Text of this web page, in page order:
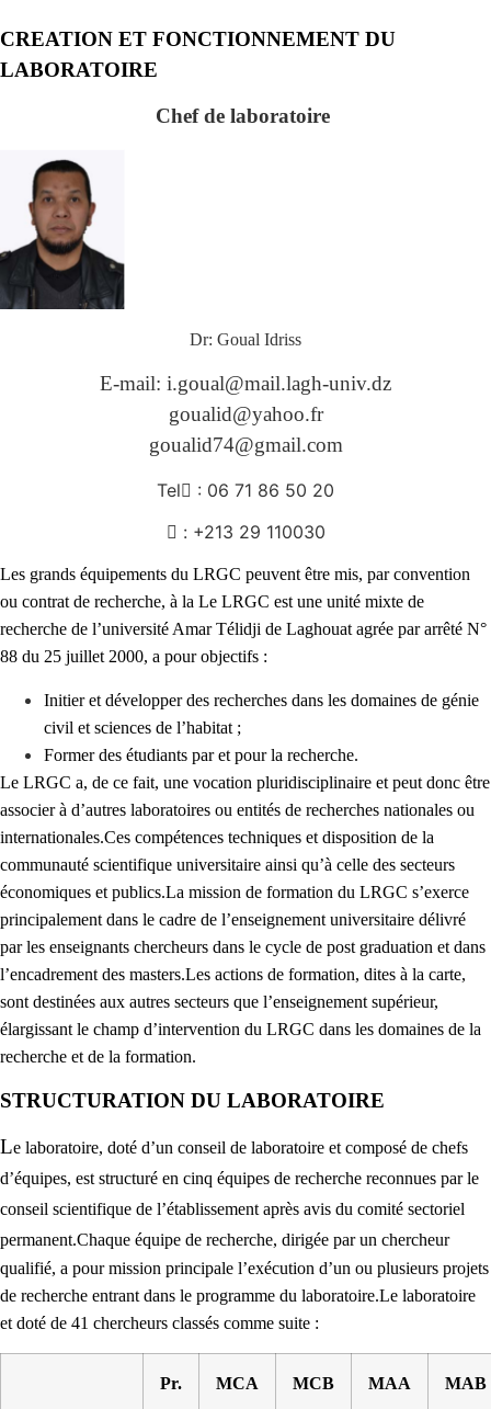
CREATION ET FONCTIONNEMENT DU
LABORATOIRE
Chef de laboratoire
Dr: Goual Idriss
E-mail: i.goual@mail.lagh-univ.dz
goualid@yahoo.fr
goualid74@gmail.com
Tel : 06 71 86 50 20
 : +213 29 110030
Les grands équipements du LRGC peuvent être mis, par convention
ou contrat de recherche, à la Le LRGC est une unité mixte de
recherche de l’université Amar Télidji de Laghouat agrée par arrêté N°
88 du 25 juillet 2000, a pour objectifs :
Initier et développer des recherches dans les domaines de génie
civil et sciences de l’habitat ;
Former des étudiants par et pour la recherche.
Le LRGC a, de ce fait, une vocation pluridisciplinaire et peut donc être
associer à d’autres laboratoires ou entités de recherches nationales ou
internationales.Ces compétences techniques et disposition de la
communauté scientifique universitaire ainsi qu’à celle des secteurs
économiques et publics.La mission de formation du LRGC s’exerce
principalement dans le cadre de l’enseignement universitaire délivré
par les enseignants chercheurs dans le cycle de post graduation et dans
l’encadrement des masters.Les actions de formation, dites à la carte,
sont destinées aux autres secteurs que l’enseignement supérieur,
élargissant le champ d’intervention du LRGC dans les domaines de la
recherche et de la formation.
STRUCTURATION DU LABORATOIRE
Le laboratoire, doté d’un conseil de laboratoire et composé de chefs
d’équipes, est structuré en cinq équipes de recherche reconnues par le
conseil scientifique de l’établissement après avis du comité sectoriel
permanent.Chaque équipe de recherche, dirigée par un chercheur
qualifié, a pour mission principale l’exécution d’un ou plusieurs projets
de recherche entrant dans le programme du laboratoire.Le laboratoire
et doté de 41 chercheurs classés comme suite :
Pr. MCA MCB MAA MAB